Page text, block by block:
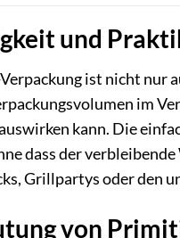
und
ist nicht nur
im
kann. Die
dass der
Grillpartys oder den
von